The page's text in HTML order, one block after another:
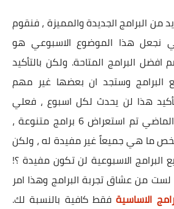
من البرامج الجديدة والمميزة ، فنقوم
لكي نجعل هذا الموضوع الاسبوعي هو
البرامج المتاحة. ولكن بالتأكيد
البرامج وستجد ان بعضها غير مهم
هذا لن يحدث لكل اسبوع ، فعلي
سبيل المثال الاسبوع الماضي تم استعراض 6 برامج متنوعة ،
ما هي جميعاً غير مفيدة له ، ولكن
الاسبوعية لن تكون مفيدة ؟!
لست من عشاق تجربة البرامج وهذا امر
الاساسيةفقط كافية بالنسبة لك.